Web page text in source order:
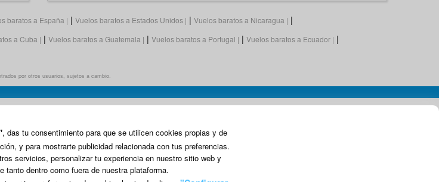
baratos a España | Vuelos baratos a Estados Unidos | Vuelos baratos a Nicaragua |
a Cuba | Vuelos baratos a Guatemala | Vuelos baratos a Portugal | Vuelos baratos a Ecuador |
por otros usuarios, sujetos a cambio.
www.vuelonet.com
, das tu consentimiento para que se utilicen cookies propias y de
y para mostrarte publicidad relacionada con tus preferencias.
servicios, personalizar tu experiencia en nuestro sitio web y
tanto dentro como fuera de nuestra plataforma.